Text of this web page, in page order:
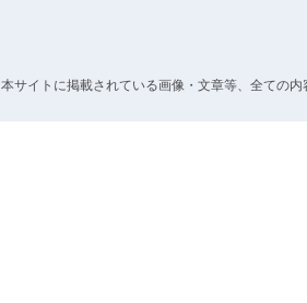
本サイトに掲載されている画像・文章等、全ての